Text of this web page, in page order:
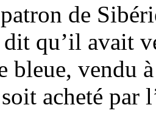
de
qu’il avait
bleue, vendu
acheté par